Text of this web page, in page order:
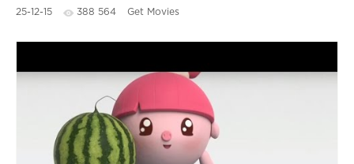
маленьких 1,2,3,4 года
25-12-15 388 564 Get Movies